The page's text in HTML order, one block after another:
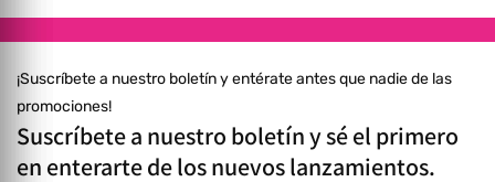
¡Suscríbete a nuestro boletín y entérate antes que nadie de las
promociones!
Suscríbete a nuestro boletín y sé el primero
en enterarte de los nuevos lanzamientos.